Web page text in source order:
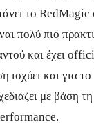
το
πολύ πιο
και έχει
ισχύει και για το
με βάση